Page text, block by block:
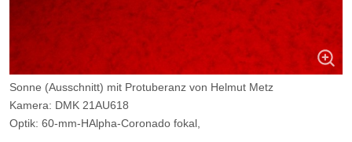
Sonne (Ausschnitt) mit Protuberanz von Helmut Metz
Kamera: DMK 21AU618
Optik: 60-mm-HAlpha-Coronado fokal,